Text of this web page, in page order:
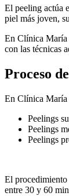
El peeling actúa
piel más joven,
En Clínica María
con las técnicas
Proceso
En Clínica María
Peelings
Peelings
Peelings
El procedimiento
entre 30 y 60